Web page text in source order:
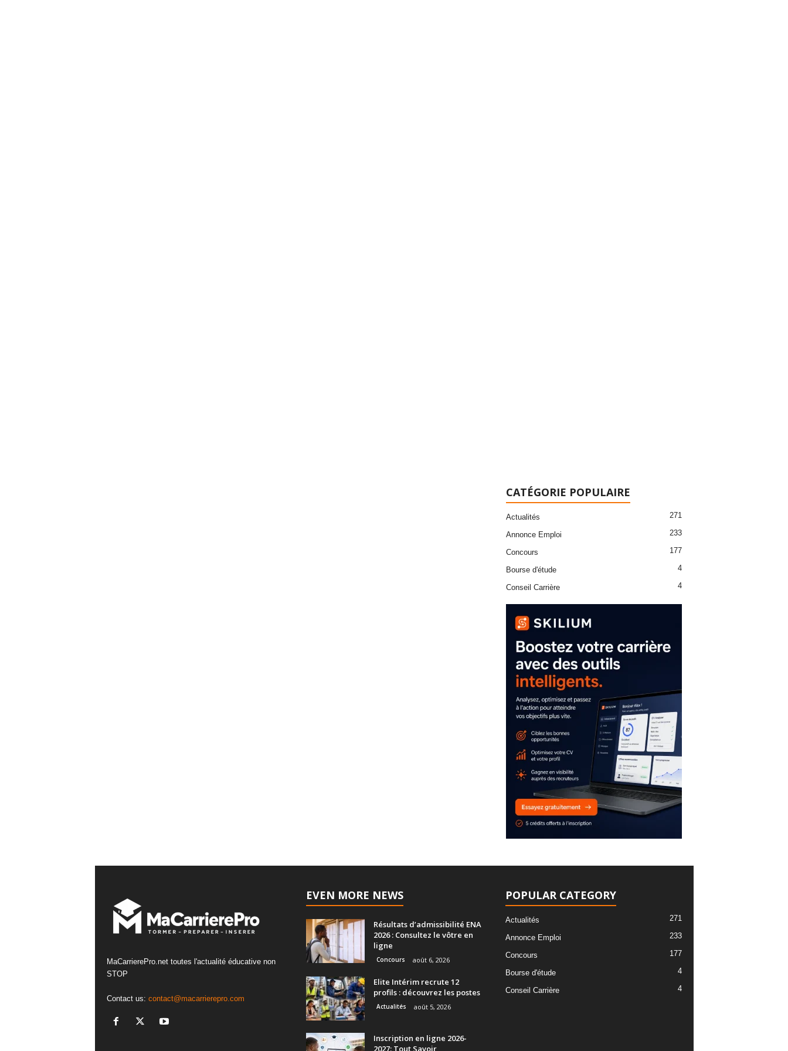
CATÉGORIE POPULAIRE
Actualités 271
Annonce Emploi 233
Concours 177
Bourse d'étude 4
Conseil Carrière 4
MaCarrierePro.net toutes l'actualité éducative non
STOP
Contact us: contact@macarrierepro.com
EVEN MORE NEWS
Résultats d’admissibilité ENA
2026 : Consultez le vôtre en
ligne
Concours août 6, 2026
Elite Intérim recrute 12
profils : découvrez les postes
Actualités août 5, 2026
Inscription en ligne 2026-
2027: Tout Savoir
POPULAR CATEGORY
Actualités 271
Annonce Emploi 233
Concours 177
Bourse d'étude 4
Conseil Carrière 4